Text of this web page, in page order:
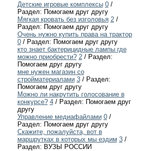
Детские игровые комплексы 0/
Раздел: Помогаем друг другу
Мягкая кровать без изголовья 2/
Раздел: Помогаем друг другу
Очень нужно купить права на трактор
0/ Раздел: Помогаем друг другу
кто знает бактерицидные лампы где
можно приобрести? 2/ Раздел:
Помогаем друг другу
мне нужен магазин со
стройматериалами 3/ Раздел:
Помогаем друг другу
Можно ли накрутить голосование в
конкурсе? 4/ Раздел: Помогаем друг
другу
Управление медиафайлами 0/
Раздел: Помогаем друг другу
Скажите, пожалуйста, вот в
маршрутках в которых мы ездим 3/
Раздел: ВУЗЫ РОССИИ